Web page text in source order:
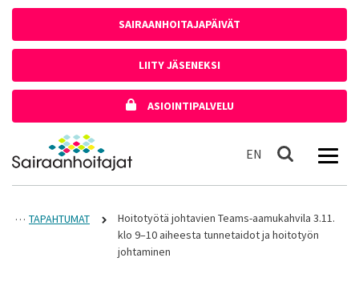
SAIRAANHOITAJAPÄIVÄT
LIITY JÄSENEKSI
ASIOINTIPALVELU
Etusivulle
EN In English
Haku
TAPAHTUMAT
Hoitotyötä johtavien Teams-aamukahvila 3.11.
klo 9–10 aiheesta tunnetaidot ja hoitotyön
johtaminen